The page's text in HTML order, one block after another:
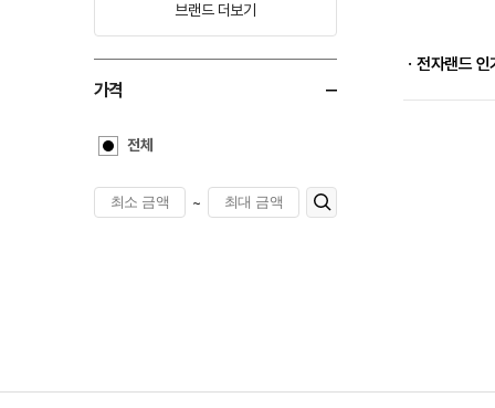
브랜드 더보기
가격
전체
~
ㆍ전자랜드 인